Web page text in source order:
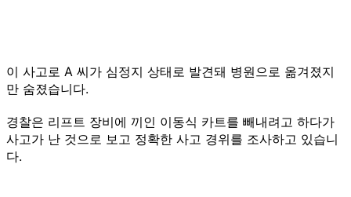
이 사고로 A 씨가 심정지 상태로 발견돼 병원으로 옮겨졌지
만 숨졌습니다.
경찰은 리프트 장비에 끼인 이동식 카트를 빼내려고 하다가
사고가 난 것으로 보고 정확한 사고 경위를 조사하고 있습니
다.